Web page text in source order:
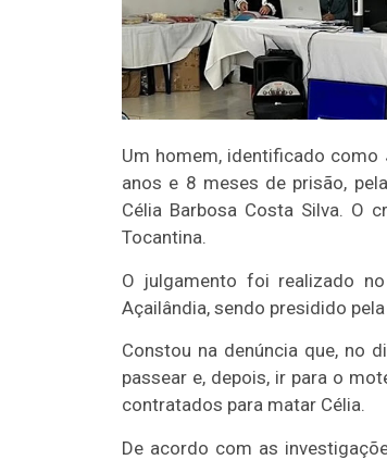
Um homem, identificado como
anos e 8 meses de prisão,
Célia Barbosa Costa Silva. O
Tocantina.
O julgamento foi realizado
Açailândia, sendo presidido
Constou na denúncia que, no
passear e, depois, ir para o
contratados para matar Célia.
De acordo com as